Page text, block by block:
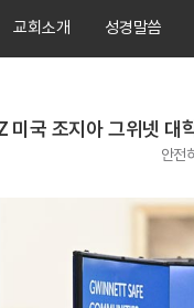
교회소개 성경말씀
미국 조지아 그위넷 대
안전